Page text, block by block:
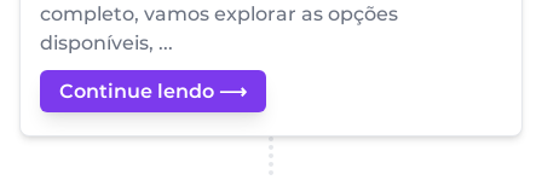
completo, vamos explorar as opções
disponíveis, ...
Continue lendo ⟶